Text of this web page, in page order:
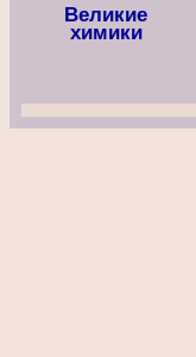
Великие
химики